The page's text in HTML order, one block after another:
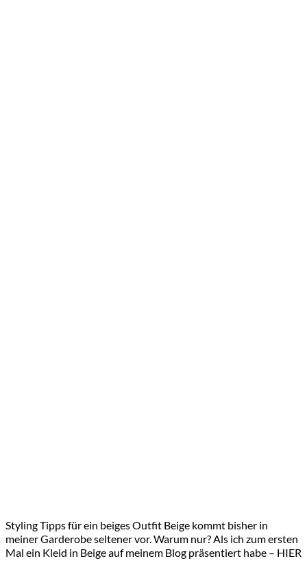
Styling Tipps für ein beiges Outfit Beige kommt bisher in
meiner Garderobe seltener vor. Warum nur? Als ich zum ersten
Mal ein Kleid in Beige auf meinem Blog präsentiert habe – HIER